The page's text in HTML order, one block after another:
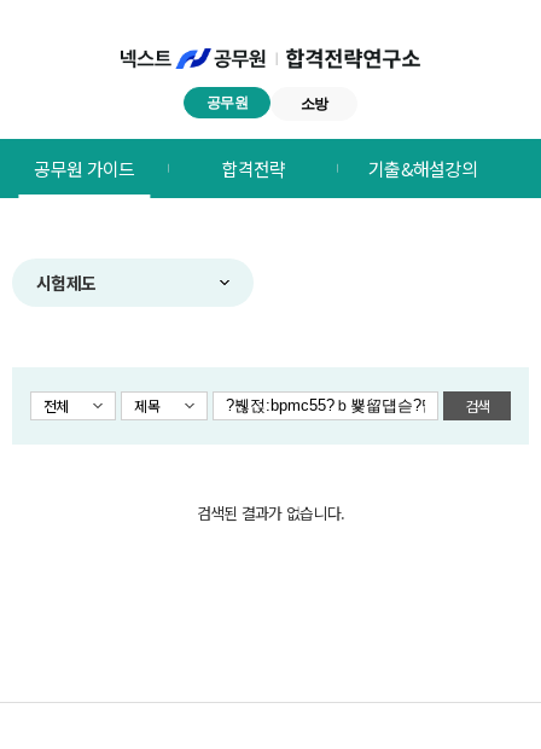
공무원 소방
합격전략연구소
메뉴
공무원 가이드 합격전략 기출&해설강의
시험제도
전체 제목 검색
검색된 결과가 없습니다.